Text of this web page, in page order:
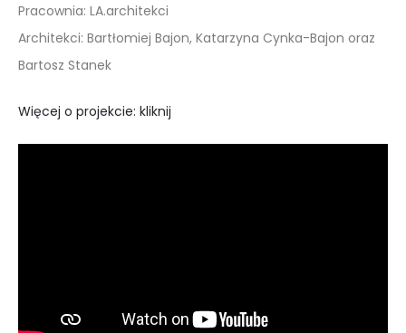
Pracownia: LA.architekci
Architekci: Bartłomiej Bajon, Katarzyna Cynka-Bajon oraz
Bartosz Stanek
Więcej o projekcie: kliknij